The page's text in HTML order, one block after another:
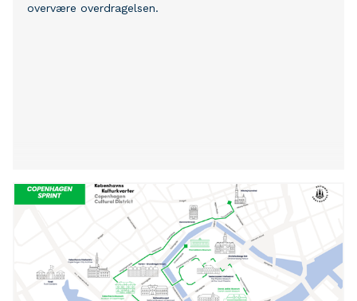
overvære overdragelsen.